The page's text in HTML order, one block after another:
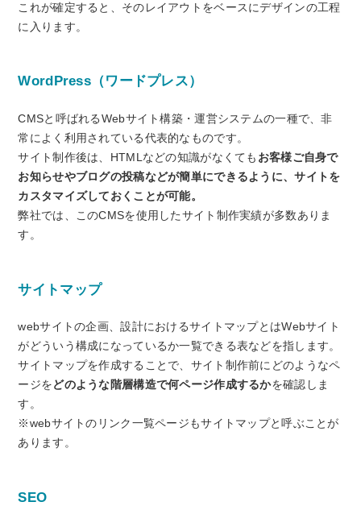
これが確定すると、そのレイアウトをベースにデザインの工程
に入ります。
WordPress（ワードプレス）
CMSと呼ばれるWebサイト構築・運営システムの一種で、非
常によく利用されている代表的なものです。
サイト制作後は、HTMLなどの知識がなくても お客様ご自身で
お知らせやブログの投稿などが簡単にできるように、サイトを
カスタマイズしておくことが可能。
弊社では、このCMSを使用したサイト制作実績が多数ありま
す。
サイトマップ
webサイトの企画、設計におけるサイトマップとはWebサイト
がどういう構成になっているか一覧できる表などを指します。
サイトマップを作成することで、サイト制作前にどのようなペ
ージを どのような階層構造で何ページ作成するかを確認しま
す。
※webサイトのリンク一覧ページもサイトマップと呼ぶことが
あります。
SEO